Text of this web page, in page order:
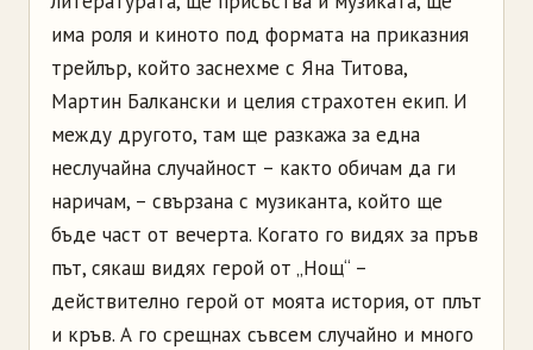
има роля и киното под формата на приказния
трейлър, който заснехме с Яна Титова,
Мартин Балкански и целия страхотен екип. И
между другото, там ще разкажа за една
неслучайна случайност – както обичам да ги
наричам, – свързана с музиканта, който ще
бъде част от вечерта. Когато го видях за пръв
път, сякаш видях герой от „Нощ“ –
действително герой от моята история, от плът
и кръв. А го срещнах съвсем случайно и много